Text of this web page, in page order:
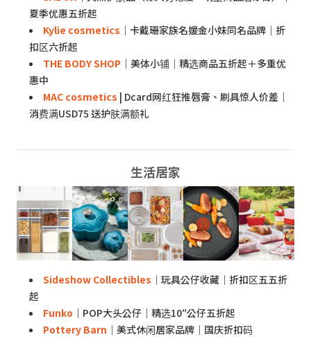
夏季优惠五折起
Kylie cosmetics ｜卡戴珊家族名媛金小妹同名品牌｜折
扣区六折起
THE BODY SHOP ｜美体小铺｜精选商品五折起＋多重优
惠中
MAC cosmetics | Dcard网红狂推唇膏、刷具惊人价差｜
消费满USD75 送护肤满额礼
生活居家
Sideshow Collectibles ｜玩具公仔收藏｜折扣区五五折
起
Funko ｜POP大头公仔｜精选10″公仔五折起
Pottery Barn ｜美式休闲居家品牌｜国庆折扣码